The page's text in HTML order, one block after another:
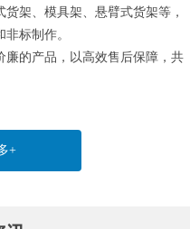
架、模具架、悬臂式货架等，
标制作。
的产品，以高效售后保障，共
+